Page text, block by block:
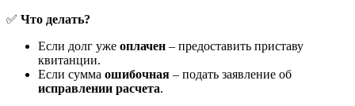
✅ Что делать?
Если долг уже оплачен – предоставить приставу
квитанции.
Если сумма ошибочная – подать заявление об
исправлении расчета.